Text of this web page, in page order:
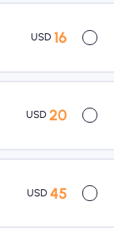
USD 16
USD 20
USD 45